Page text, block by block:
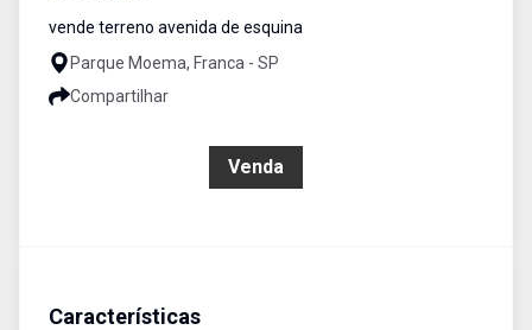
vende terreno avenida de esquina
Parque Moema, Franca - SP
Compartilhar
Venda
Características